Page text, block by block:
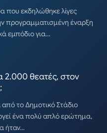
που εκδηλώθηκε λίγες
προγραμματισμένη έναρξη
εμπόδιο για…
2.000 θεατές, στον
το Δημοτικό Στάδιο
ένα πολύ απλό ερώτημα,
ήταν…